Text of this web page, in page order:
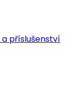
příslušenství